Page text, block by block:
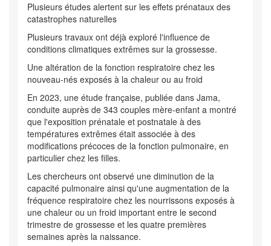
Plusieurs études alertent sur les effets prénataux des
catastrophes naturelles
Plusieurs travaux ont déjà exploré l'influence de
conditions climatiques extrêmes sur la grossesse.
Une altération de la fonction respiratoire chez les
nouveau-nés exposés à la chaleur ou au froid
En 2023, une étude française, publiée dans Jama,
conduite auprès de 343 couples mère-enfant a montré
que l'exposition prénatale et postnatale à des
températures extrêmes était associée à des
modifications précoces de la fonction pulmonaire, en
particulier chez les filles.
Les chercheurs ont observé une diminution de la
capacité pulmonaire ainsi qu'une augmentation de la
fréquence respiratoire chez les nourrissons exposés à
une chaleur ou un froid important entre le second
trimestre de grossesse et les quatre premières
semaines après la naissance.